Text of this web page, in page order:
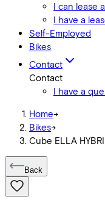
I can lease
I have a
Self-Employed
Bikes
Contact
Contact
I have a
Home->
Bikes->
Cube ELLA
Back